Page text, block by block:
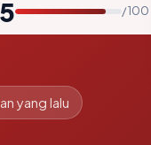
/ 100
yang lalu